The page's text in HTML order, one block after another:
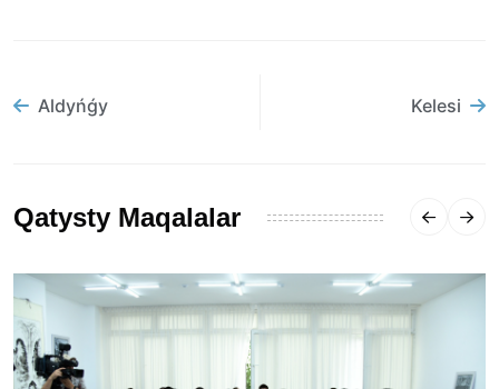
Aldyńǵy Kelesi
Qatysty Maqalalar